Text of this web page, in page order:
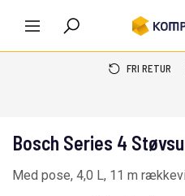
FRI RETUR
Bosch Series 4
Med pose, 4,0 L, 11 m